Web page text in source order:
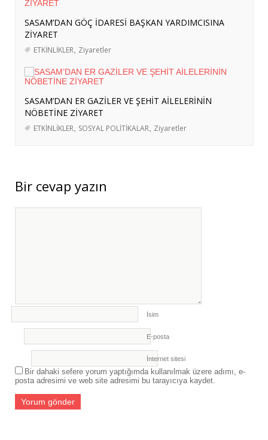
SASAM’DAN ER GAZİLER VE ŞEHİT
AİLELERİNİN NÖBETİNE ZİYARET
TÜRKİYE’NİN SOMALİ POLİTİKASI:
ASKERÎ DESTEKTEN STRATEJİK
ORTAKLIĞA- 4 Ağustos 2026
ERASMUS+ PROJEMİZ KAPSAMINDA
ERASMUS+ PROJEMİZ KAPSAMINDA
ALMANYA’YA İŞBAŞI GÖZLEM
SASAM’DAN GÖÇ İDARESİ BAŞKAN YARDIMCISINA
ZİYARET
ETKİNLİKLER Ziyaretler
SASAM’DAN ER GAZİLER VE ŞEHİT AİLELERİNİN
NÖBETİNE ZİYARET
ETKİNLİKLER SOSYAL POLİTİKALAR Ziyaretler
Bir cevap yazın
İsim
E-posta
İnternet sitesi
Bir dahaki sefere yorum yaptığımda kullanılmak üzere adımı, e-
posta adresimi ve web site adresimi bu tarayıcıya kaydet.